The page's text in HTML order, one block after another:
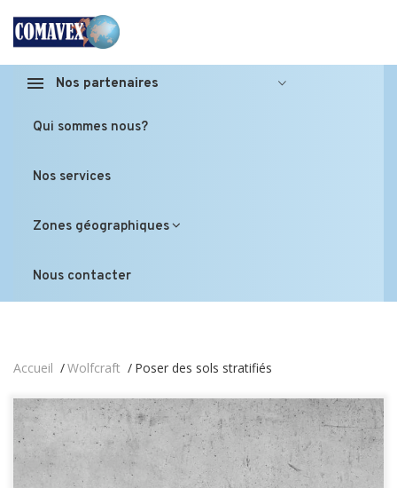
Nos partenaires
Qui sommes nous?
Nos services
Zones géographiques
Nous contacter
Accueil Wolfcraft Poser des sols stratifiés